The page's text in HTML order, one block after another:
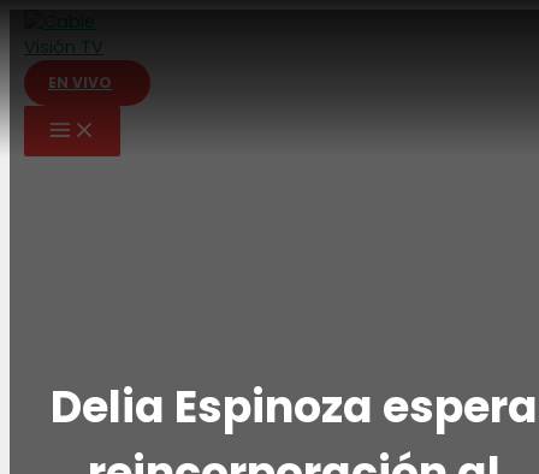
contenido
EN VIVO
Delia Espinoza espera